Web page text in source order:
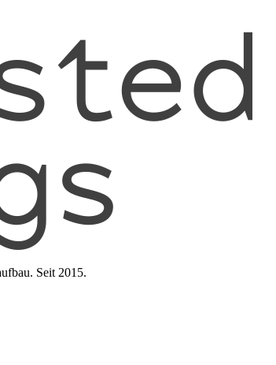
Seit 2015.